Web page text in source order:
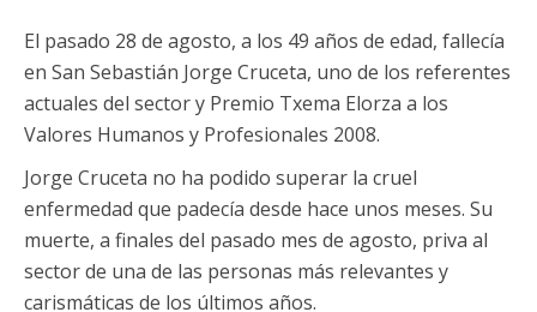
El pasado 28 de agosto, a los 49 años de edad, fallecía
en San Sebastián Jorge Cruceta, uno de los referentes
actuales del sector y Premio Txema Elorza a los
Valores Humanos y Profesionales 2008.
Jorge Cruceta no ha podido superar la cruel
enfermedad que padecía desde hace unos meses. Su
muerte, a finales del pasado mes de agosto, priva al
sector de una de las personas más relevantes y
carismáticas de los últimos años.